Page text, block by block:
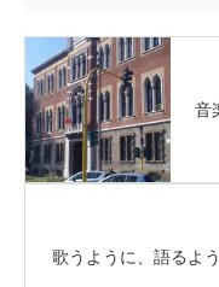
音
歌うように、語るよ